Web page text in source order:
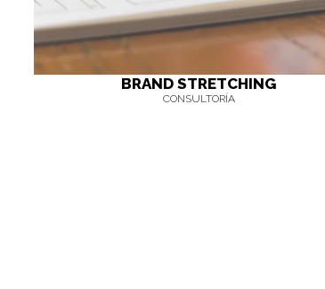
BRAND STRETCHING
CONSULTORÍA